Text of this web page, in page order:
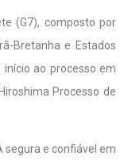
(G7), composto por
Bretanha e Estados
início ao processo em
Processo de
segura e confiável em